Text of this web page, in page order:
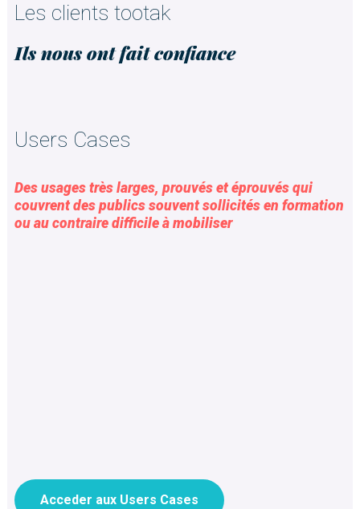
Les clients tootak
Ils nous ont fait confiance
Users Cases
Des usages très larges, prouvés et éprouvés qui
couvrent des publics souvent sollicités en formation
ou au contraire difficile à mobiliser
Acceder aux Users Cases